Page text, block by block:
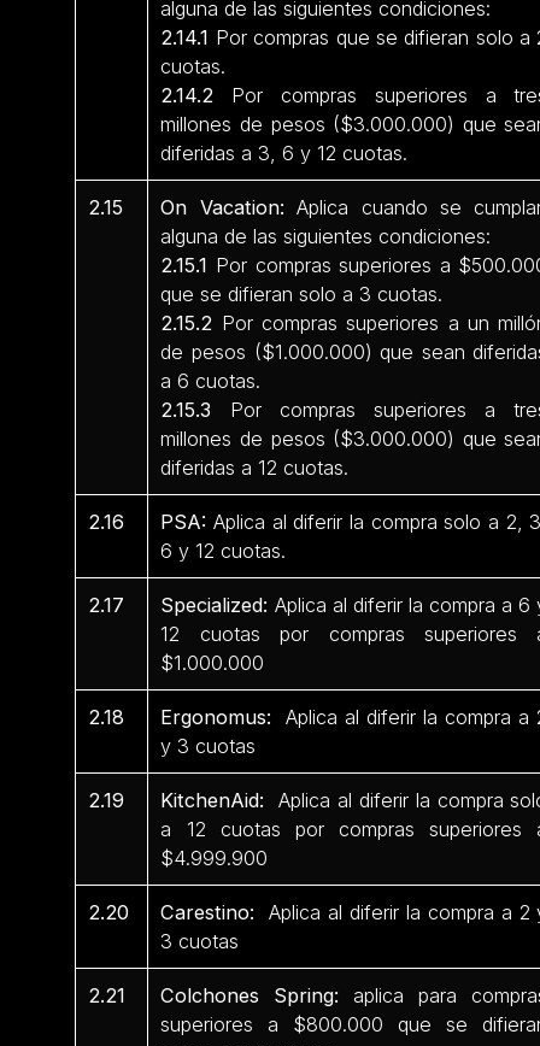
alguna de las siguientes condiciones:
2.14.1 Por compras que se difieran solo a
cuotas.
2.14.2 Por compras superiores a
millones de pesos ($3.000.000) que
diferidas a 3, 6 y 12 cuotas.
2.15 On Vacation:Aplica cuando se
alguna de las siguientes condiciones:
2.15.1 Por compras superiores a
que se difieran solo a 3 cuotas.
2.15.2 Por compras superiores a un
de pesos ($1.000.000) que sean
a 6 cuotas.
2.15.3 Por compras superiores a
millones de pesos ($3.000.000) que
diferidas a 12 cuotas.
2.16 PSA:Aplica al diferir la compra solo a 2,
6 y 12 cuotas.
2.17 Specialized: Aplica al diferir la compra a 6
12 cuotas por compras superiores
$1.000.000
2.18 Ergonomus:Aplica al diferir la compra a
y 3 cuotas
2.19 KitchenAid:Aplica al diferir la compra
a 12 cuotas por compras superiores
$4.999.900
2.20 Carestino:Aplica al diferir la compra a 2
3 cuotas
2.21 Colchones Spring: aplica para
superiores a $800.000 que se